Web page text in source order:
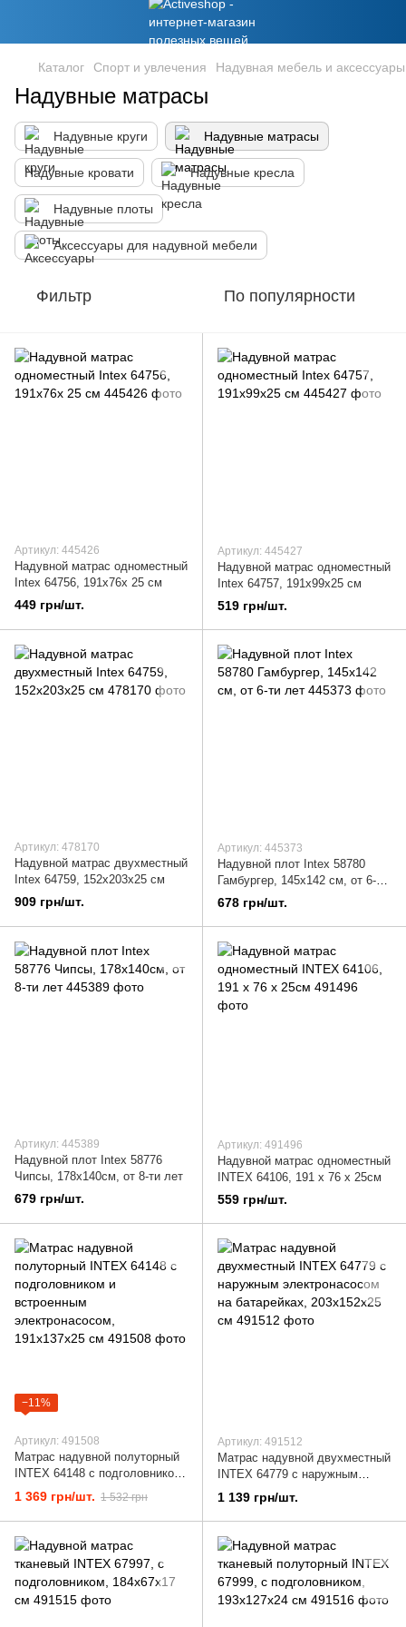
Каталог Спорт и увлечения Надувная мебель и аксессуары
Надувные матрасы
Надувные круги Надувные матрасы
Надувные кровати Надувные кресла
Надувные плоты
Аксессуары для надувной мебели
Фильтр По популярности
Артикул: 445426
Надувной матрас одноместный
Intex 64756, 191х76х 25 см
449 грн/шт.
Артикул: 445427
Надувной матрас одноместный
Intex 64757, 191х99х25 см
519 грн/шт.
Артикул: 478170
Надувной матрас двухместный
Intex 64759, 152х203х25 см
909 грн/шт.
Артикул: 445373
Надувной плот Intex 58780
Гамбургер, 145х142 см, от 6-ти
лет
678 грн/шт.
Артикул: 445389
Надувной плот Intex 58776
Чипсы, 178х140см, от 8-ти лет
679 грн/шт.
Артикул: 491496
Надувной матрас одноместный
INTEX 64106, 191 x 76 x 25см
559 грн/шт.
−11%
Артикул: 491508
Матрас надувной полуторный
INTEX 64148 с подголовником
и встроенным электронасосом,
191x137x25 см
1 369 грн/шт. 1 532 грн
Артикул: 491512
Матрас надувной двухместный
INTEX 64779 с наружным
электронасосом на
батарейках, 203x152x25 см
1 139 грн/шт.